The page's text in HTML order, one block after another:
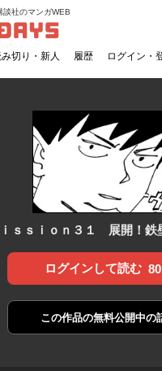
DAYS
談社のマンガWEB
切り・新人 履歴 ログイン・
ｓｓｉｏｎ３１ 展開！鉄
ログインして読む
この作品の無料公開中の